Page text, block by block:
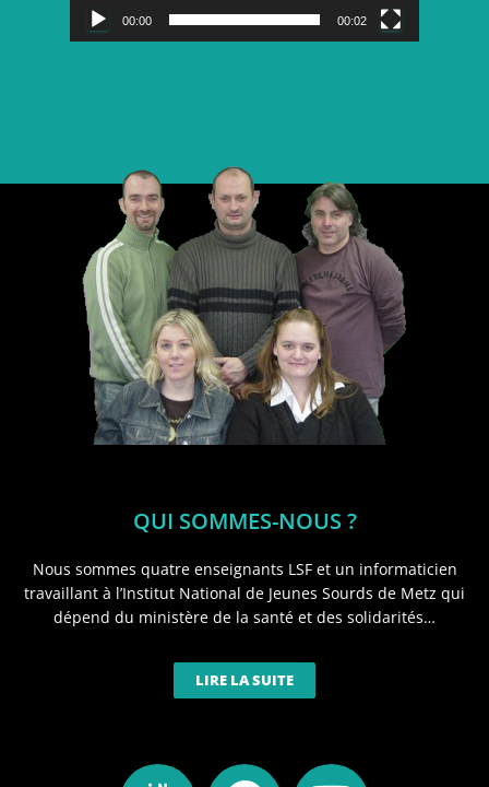
00:00 00:02
QUI SOMMES-NOUS ?
Nous sommes quatre enseignants LSF et un informaticien
travaillant à l’Institut National de Jeunes Sourds de Metz qui
dépend du ministère de la santé et des solidarités…
LIRE LA SUITE